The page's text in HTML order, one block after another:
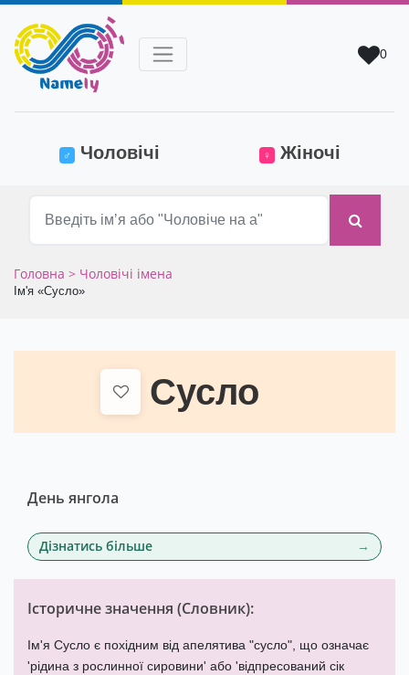
0
♂ Чоловічі ♀ Жіночі
Головна > Чоловічі імена
Ім'я «Сусло»
Сусло
День янгола
Дізнатись більше
Історичне значення (Словник):
Ім'я Сусло є похідним від апелятива "сусло", що означає
'рідина з рослинної сировини' або 'відпресований сік